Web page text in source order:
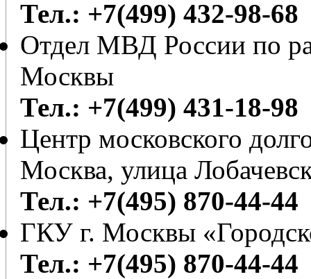
Тел.: +7(499) 432-98-68
Отдел МВД России по
Москвы
Тел.: +7(499) 431-18-98
Центр московского
Москва, улица
Тел.: +7(495) 870-44-44
ГКУ г. Москвы
Тел.: +7(495) 870-44-44